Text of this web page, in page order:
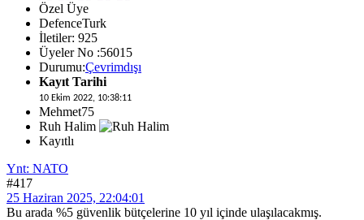
Özel Üye
DefenceTurk
İletiler: 925
Üyeler No :56015
Durumu:Çevrimdışı
Kayıt Tarihi
10 Ekim 2022, 10:38:11
Mehmet75
Ruh Halim
Kayıtlı
Ynt: NATO
#417
25 Haziran 2025, 22:04:01
Bu arada %5 güvenlik bütçelerine 10 yıl içinde ulaşılacakmış.